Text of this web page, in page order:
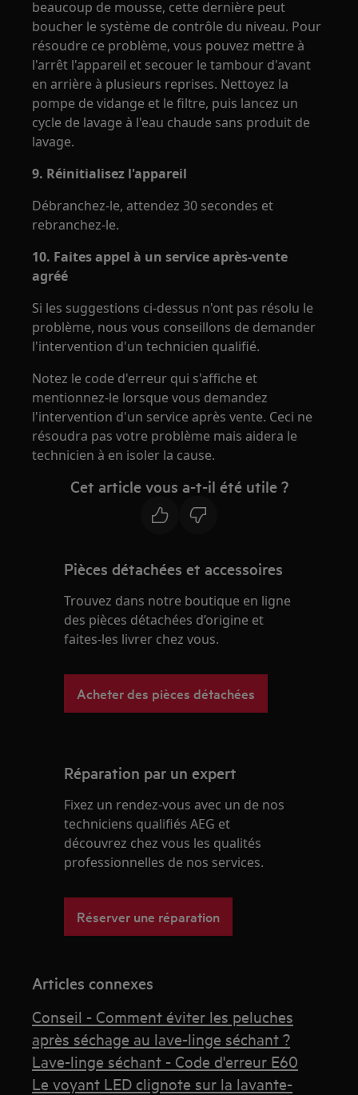
beaucoup de mousse, cette dernière peut
boucher le système de contrôle du niveau. Pour
résoudre ce problème, vous pouvez mettre à
l'arrêt l'appareil et secouer le tambour d'avant
en arrière à plusieurs reprises. Nettoyez la
pompe de vidange et le filtre, puis lancez un
cycle de lavage à l'eau chaude sans produit de
lavage.
9. Réinitialisez l'appareil
Débranchez-le, attendez 30 secondes et
rebranchez-le.
10. Faites appel à un service après-vente
agréé
Si les suggestions ci-dessus n'ont pas résolu le
problème, nous vous conseillons de demander
l'intervention d'un technicien qualifié.
Notez le code d'erreur qui s'affiche et
mentionnez-le lorsque vous demandez
l'intervention d'un service après vente. Ceci ne
résoudra pas votre problème mais aidera le
technicien à en isoler la cause.
Cet article vous a-t-il été utile ?
Pièces détachées et accessoires
Trouvez dans notre boutique en ligne
des pièces détachées d’origine et
faites-les livrer chez vous.
Acheter des pièces détachées
Réparation par un expert
Fixez un rendez-vous avec un de nos
techniciens qualifiés AEG et
découvrez chez vous les qualités
professionnelles de nos services.
Réserver une réparation
Articles connexes
Conseil - Comment éviter les peluches
après séchage au lave-linge séchant ?
Lave-linge séchant - Code d'erreur E60
Le voyant LED clignote sur la lavante-